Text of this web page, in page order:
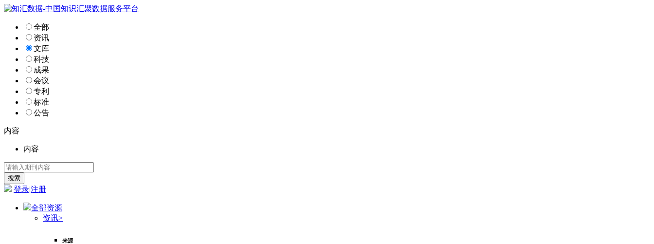
全部
资讯
文库
科技
成果
会议
专利
标准
公告
内容
内容
登录|注册
全部资源
资讯>
来源